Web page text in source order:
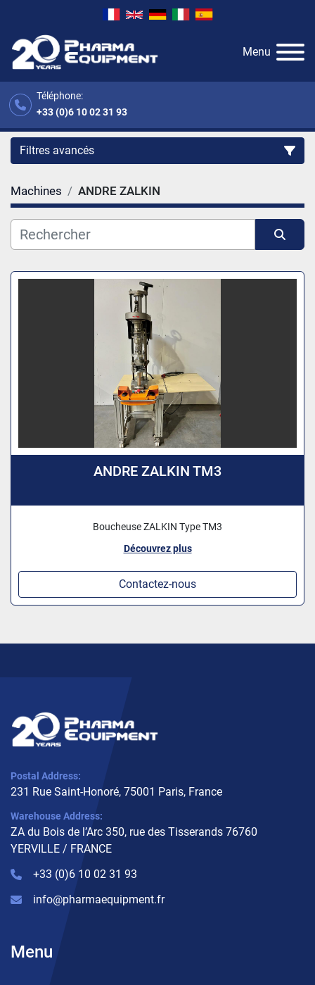
Téléphone:
+33 (0)6 10 02 31 93
Menu
Filtres avancés
Catégorie
Fabricant
Machines ANDRE ZALKIN
ANDRE ZALKIN TM3
Boucheuse ZALKIN Type TM3
Découvrez plus
Contactez-nous
Postal Address:
231 Rue Saint-Honoré, 75001 Paris, France
Warehouse Address:
ZA du Bois de l’Arc 350, rue des Tisserands 76760
YERVILLE / FRANCE
+33 (0)6 10 02 31 93
info@pharmaequipment.fr
Menu